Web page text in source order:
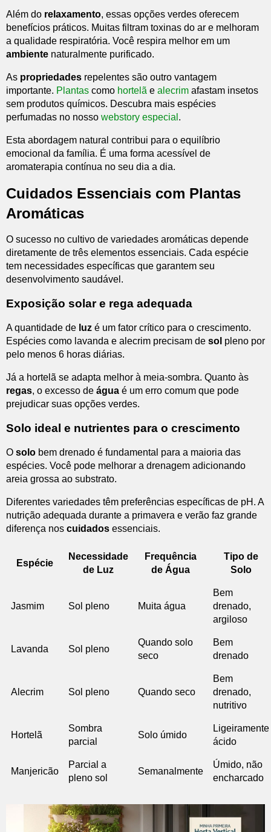
Além do relaxamento, essas opções verdes oferecem
benefícios práticos. Muitas filtram toxinas do ar e melhoram
a qualidade respiratória. Você respira melhor em um
ambiente naturalmente purificado.
As propriedades repelentes são outro vantagem
importante. Plantas como hortelã e alecrim afastam insetos
sem produtos químicos. Descubra mais espécies
perfumadas no nosso webstory especial .
Esta abordagem natural contribui para o equilíbrio
emocional da família. É uma forma acessível de
aromaterapia contínua no seu dia a dia.
Cuidados Essenciais com Plantas
Aromáticas
O sucesso no cultivo de variedades aromáticas depende
diretamente de três elementos essenciais. Cada espécie
tem necessidades específicas que garantem seu
desenvolvimento saudável.
Exposição solar e rega adequada
A quantidade de luz é um fator crítico para o crescimento.
Espécies como lavanda e alecrim precisam de sol pleno por
pelo menos 6 horas diárias.
Já a hortelã se adapta melhor à meia-sombra. Quanto às
regas, o excesso de água é um erro comum que pode
prejudicar suas opções verdes.
Solo ideal e nutrientes para o crescimento
O solo bem drenado é fundamental para a maioria das
espécies. Você pode melhorar a drenagem adicionando
areia grossa ao substrato.
Diferentes variedades têm preferências específicas de pH. A
nutrição adequada durante a primavera e verão faz grande
diferença nos cuidados essenciais.
Espécie
Necessidade
de Luz
Frequência
de Água
Tipo de
Solo
Jasmim Sol pleno Muita água
Bem
drenado,
argiloso
Lavanda Sol pleno
Quando solo
seco
Bem
drenado
Alecrim Sol pleno Quando seco
Bem
drenado,
nutritivo
Hortelã
Sombra
parcial
Solo úmido
Ligeiramente
ácido
Manjericão
Parcial a
pleno sol
Semanalmente
Úmido, não
encharcado